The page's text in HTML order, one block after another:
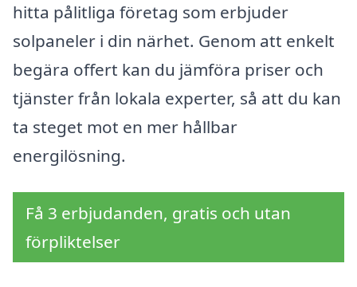
hitta pålitliga företag som erbjuder
solpaneler i din närhet. Genom att enkelt
begära offert kan du jämföra priser och
tjänster från lokala experter, så att du kan
ta steget mot en mer hållbar
energilösning.
Få 3 erbjudanden, gratis och utan
förpliktelser